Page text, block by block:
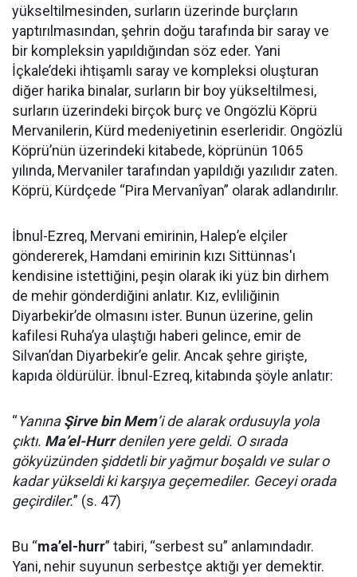
yükseltilmesinden, surların üzerinde burçların
yaptırılmasından, şehrin doğu tarafında bir saray ve
bir kompleksin yapıldığından söz eder. Yani
İçkale’deki ihtişamlı saray ve kompleksi oluşturan
diğer harika binalar, surların bir boy yükseltilmesi,
surların üzerindeki birçok burç ve Ongözlü Köprü
Mervanilerin, Kürd medeniyetinin eserleridir. Ongözlü
Köprü’nün üzerindeki kitabede, köprünün 1065
yılında, Mervaniler tarafından yapıldığı yazılıdır zaten.
Köprü, Kürdçede “Pira Mervanîyan” olarak adlandırılır.
İbnul-Ezreq, Mervani emirinin, Halep’e elçiler
göndererek, Hamdani emirinin kızı Sittünnas'ı
kendisine istettiğini, peşin olarak iki yüz bin dirhem
de mehir gönderdiğini anlatır. Kız, evliliğinin
Diyarbekir’de olmasını ister. Bunun üzerine, gelin
kafilesi Ruha’ya ulaştığı haberi gelince, emir de
Silvan’dan Diyarbekir’e gelir. Ancak şehre girişte,
kapıda öldürülür. İbnul-Ezreq, kitabında şöyle anlatır:
“YanınaŞirve bin Mem’i de alarak ordusuyla yola
çıktı. Ma’el-Hurrdenilen yere geldi. O sırada
gökyüzünden şiddetli bir yağmur boşaldı ve sular o
kadar yükseldi ki karşıya geçemediler. Geceyi orada
geçirdiler.” (s. 47)
Bu “ma’el-hurr” tabiri, “serbest su” anlamındadır.
Yani, nehir suyunun serbestçe aktığı yer demektir.